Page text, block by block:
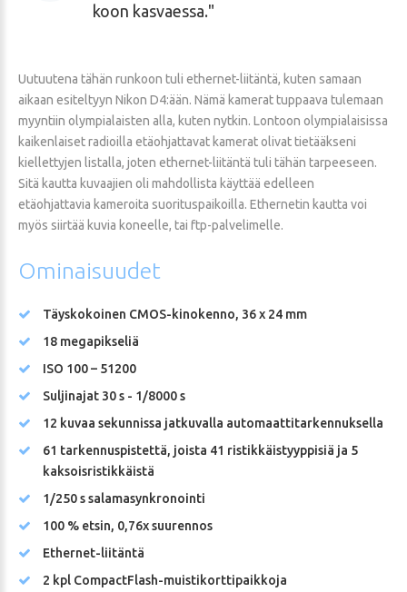
koon kasvaessa.
Uutuutena tähän runkoon tuli ethernet-liitäntä, kuten samaan
aikaan esiteltyyn Nikon D4:ään. Nämä kamerat tuppaava tulemaan
myyntiin olympialaisten alla, kuten nytkin. Lontoon olympialaisissa
kaikenlaiset radioilla etäohjattavat kamerat olivat tietääkseni
kiellettyjen listalla, joten ethernet-liitäntä tuli tähän tarpeeseen.
Sitä kautta kuvaajien oli mahdollista käyttää edelleen
etäohjattavia kameroita suorituspaikoilla. Ethernetin kautta voi
myös siirtää kuvia koneelle, tai ftp-palvelimelle.
Ominaisuudet
Täyskokoinen CMOS-kinokenno, 36 x 24 mm
18 megapikseliä
ISO 100 – 51200
Suljinajat 30 s - 1/8000 s
12 kuvaa sekunnissa jatkuvalla automaattitarkennuksella
61 tarkennuspistettä, joista 41 ristikkäistyyppisiä ja 5
kaksoisristikkäistä
1/250 s salamasynkronointi
100 % etsin, 0,76x suurennos
Ethernet-liitäntä
2 kpl CompactFlash-muistikorttipaikkoja